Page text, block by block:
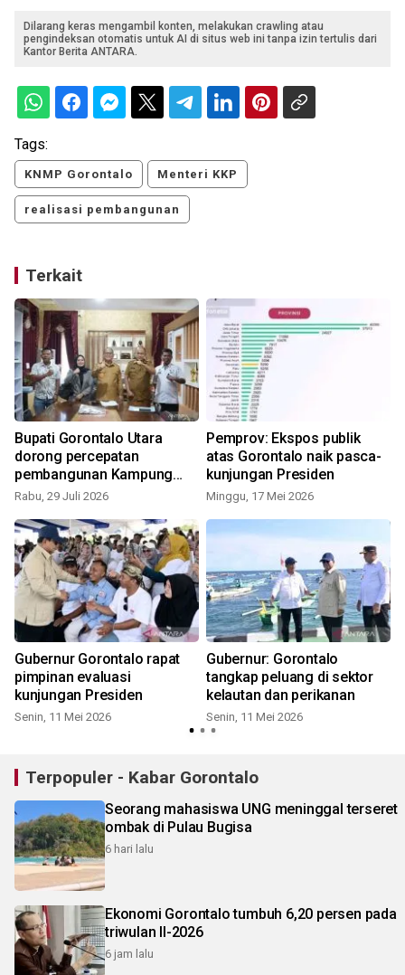
Dilarang keras mengambil konten, melakukan crawling atau
pengindeksan otomatis untuk AI di situs web ini tanpa izin tertulis dari
Kantor Berita ANTARA.
Tags:
KNMP Gorontalo Menteri KKP
realisasi pembangunan
Terkait
Bupati Gorontalo Utara
dorong percepatan
pembangunan Kampung
Nelayan
Rabu, 29 Juli 2026
Pemprov: Ekspos publik
atas Gorontalo naik pasca-
kunjungan Presiden
Minggu, 17 Mei 2026
Gubernur Gorontalo rapat
pimpinan evaluasi
kunjungan Presiden
Senin, 11 Mei 2026
Gubernur: Gorontalo
tangkap peluang di sektor
kelautan dan perikanan
Senin, 11 Mei 2026
Terpopuler - Kabar Gorontalo
Seorang mahasiswa UNG meninggal terseret
ombak di Pulau Bugisa
6 hari lalu
Ekonomi Gorontalo tumbuh 6,20 persen pada
triwulan II-2026
6 jam lalu